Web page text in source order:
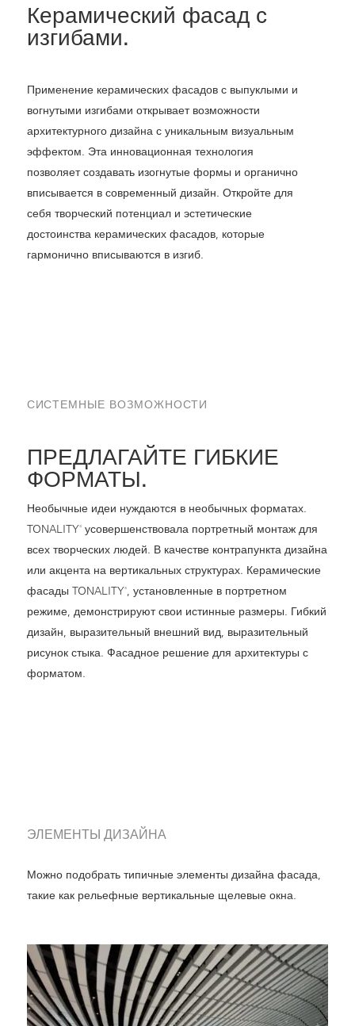
Керамический фасад с
изгибами.
Применение керамических фасадов с выпуклыми и
вогнутыми изгибами открывает возможности
архитектурного дизайна с уникальным визуальным
эффектом. Эта инновационная технология
позволяет создавать изогнутые формы и органично
вписывается в современный дизайн. Откройте для
себя творческий потенциал и эстетические
достоинства керамических фасадов, которые
гармонично вписываются в изгиб.
СИСТЕМНЫЕ ВОЗМОЖНОСТИ
ПРЕДЛАГАЙТЕ ГИБКИЕ
ФОРМАТЫ.
Необычные идеи нуждаются в необычных форматах.
TONALITY®усовершенствовала портретный монтаж для
всех творческих людей. В качестве контрапункта дизайна
или акцента на вертикальных структурах. Керамические
фасады TONALITY®, установленные в портретном
режиме, демонстрируют свои истинные размеры. Гибкий
дизайн, выразительный внешний вид, выразительный
рисунок стыка. Фасадное решение для архитектуры с
форматом.
ЭЛЕМЕНТЫ ДИЗАЙНА
Можно подобрать типичные элементы дизайна фасада,
такие как рельефные вертикальные щелевые окна.